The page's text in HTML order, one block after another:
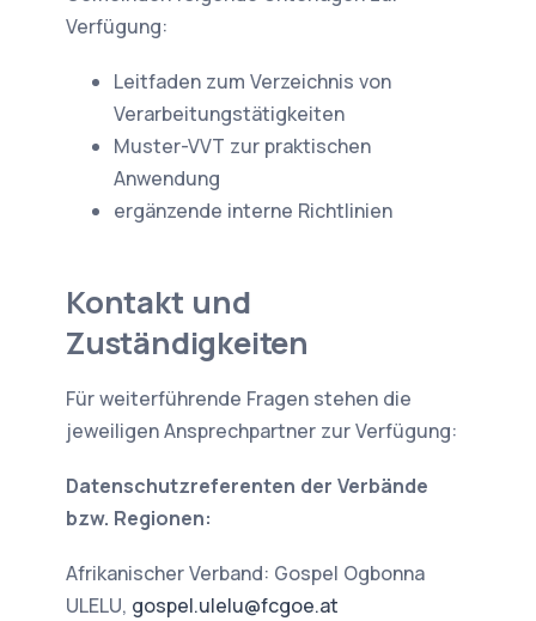
Verfügung:
Leitfaden zum Verzeichnis von
Verarbeitungstätigkeiten
Muster-VVT zur praktischen
Anwendung
ergänzende interne Richtlinien
Kontakt und
Zuständigkeiten
Für weiterführende Fragen stehen die
jeweiligen Ansprechpartner zur Verfügung:
Datenschutzreferenten der Verbände
bzw. Regionen:
Afrikanischer Verband: Gospel Ogbonna
ULELU, gospel.ulelu@fcgoe.at